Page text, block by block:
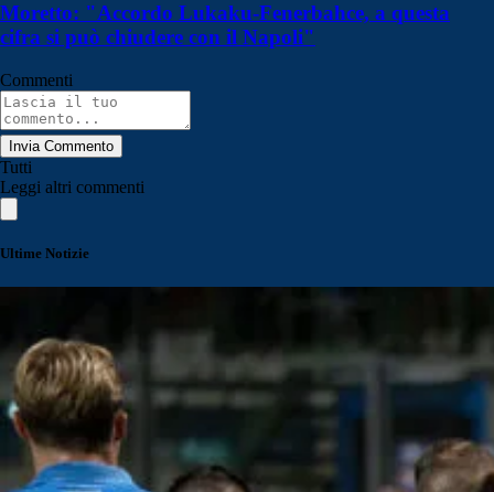
Moretto: "Accordo Lukaku-Fenerbahce, a questa
cifra si può chiudere con il Napoli"
Commenti
Invia Commento
Tutti
Leggi altri commenti
Ultime Notizie